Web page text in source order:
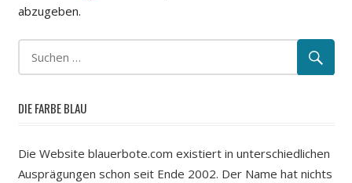
abzugeben.
DIE FARBE BLAU
Die Website blauerbote.com existiert in unterschiedlichen
Ausprägungen schon seit Ende 2002. Der Name hat nichts